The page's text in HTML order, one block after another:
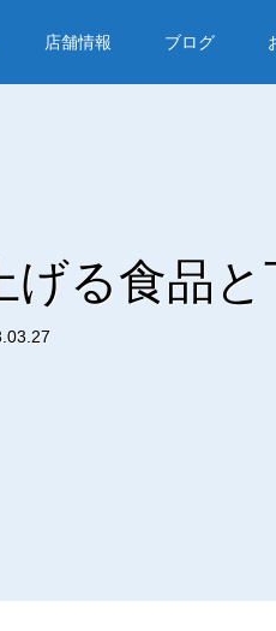
店舗情報 ブログ
る食品と